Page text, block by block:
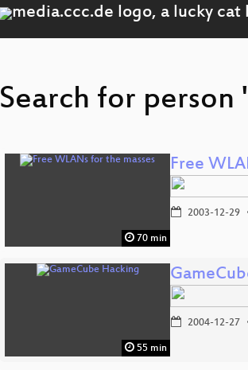
Search for
70 min
Free
2003-12-29
55 min
2004-12-27